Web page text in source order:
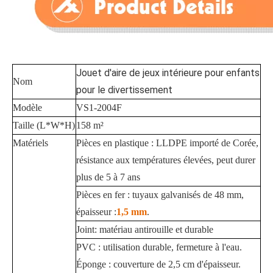
Nom
Jouet d'aire de jeux intérieure pour enfants
pour le divertissement
Modèle
VS1-2004F
Taille (L*W*H)158 m²
Matériels
Pièces en plastique : LLDPE importé de Corée,
résistance aux températures élevées, peut durer
plus de 5 à 7 ans
Pièces en fer : tuyaux galvanisés de 48 mm,
épaisseur :1,5 mm.
Joint: matériau antirouille et durable
PVC : utilisation durable, fermeture à l'eau.
Éponge : couverture de 2,5 cm d'épaisseur.